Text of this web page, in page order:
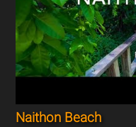
Naithon Beach